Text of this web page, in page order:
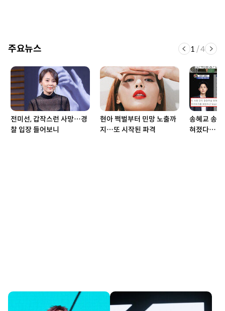
주요뉴스 1 /4
전미선, 갑작스런 사망…경
찰 입장 들어보니
현아 쩍벌부터 민망 노출까
지…또 시작된 파격
송혜교 송
혀졌다…